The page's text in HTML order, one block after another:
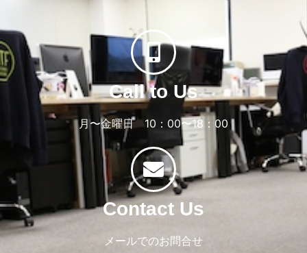
Call to Us
月〜金曜日 10：00〜18：00
Contact Us
メールでのお問合せ